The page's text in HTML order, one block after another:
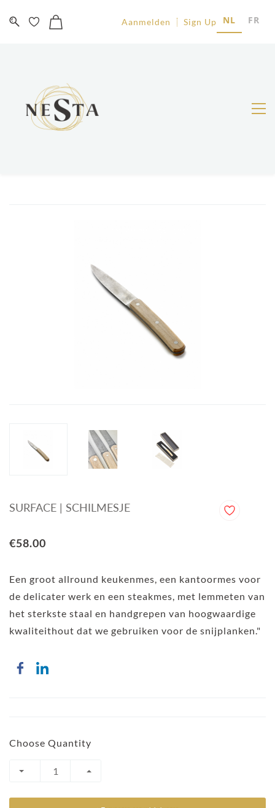
Aanmelden Sign Up NL FR
SURFACE | SCHILMESJE
€58.00
Een groot allround keukenmes, een kantoormes voor
de delicater werk en een steakmes, met lemmeten van
het sterkste staal en handgrepen van hoogwaardige
kwaliteithout dat we gebruiken voor de snijplanken."
Choose Quantity